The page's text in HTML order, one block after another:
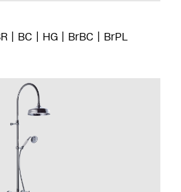
BC HG BrBC BrPL